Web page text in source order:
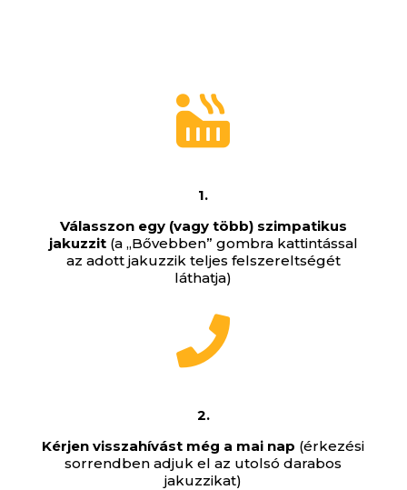

1.
Válasszon egy (vagy több) szimpatikus
jakuzzit(a „Bővebben” gombra kattintással
az adott jakuzzik teljes felszereltségét
láthatja)

2.
Kérjen visszahívást még a mai nap (érkezési
sorrendben adjuk el az utolsó darabos
jakuzzikat)